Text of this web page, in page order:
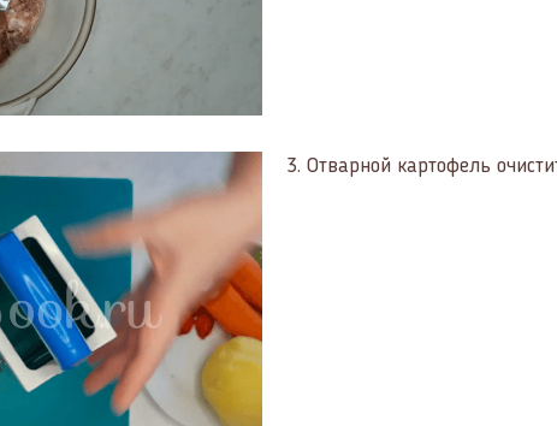
3. Отварной картофель